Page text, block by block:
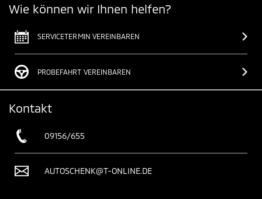
Wie können wir Ihnen helfen?
SERVICETERMIN VEREINBAREN
PROBEFAHRT VEREINBAREN
Kontakt
09156/655
AUTOSCHENK@T-ONLINE.DE